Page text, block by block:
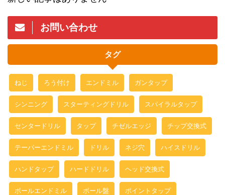
お問い合わせ
タグ
ねじ ろう付け エンドミル ガンタップ
シンニング スターティングドリル スパイラルタップ
センタードリル タップ チゼルエッジ チップ交換式
テーパーエンドミル ドリル ネジ穴 ハイスドリル
ハンドタップ ハードドリル ヘッド交換式
ボールエンドミル ボール盤 ポイントタップ